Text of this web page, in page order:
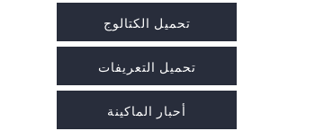
تحميل الكتالوج
تحميل التعريفات
أحبار الماكينة